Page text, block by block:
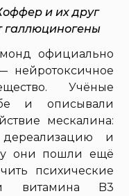
и их друг
галлюциногены
официально
нейротоксичное
Учёные
и описывали
мескалина:
дереализацию и
они пошли ещё
психические
витамина B3